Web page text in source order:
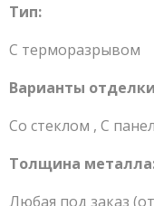
Тип:
С терморазрывом
Варианты
Со стеклом , С
Толщина
Любая под заказ